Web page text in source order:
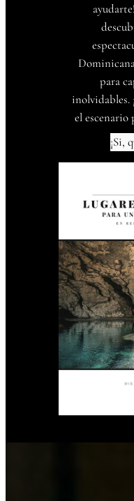
para
inolvidables.
el escenario
¡Si,